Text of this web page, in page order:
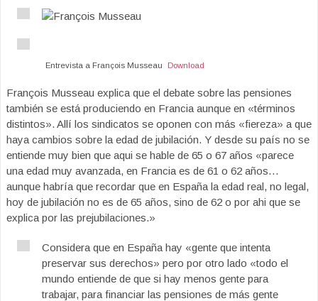
Entrevista a François Musseau Download
François Musseau explica que el debate sobre las pensiones
también se está produciendo en Francia aunque en «términos
distintos». Allí los sindicatos se oponen con más «fiereza» a que
haya cambios sobre la edad de jubilación. Y desde su país no se
entiende muy bien que aqui se hable de 65 o 67 años «parece
una edad muy avanzada, en Francia es de 61 o 62 años…
aunque habría que recordar que en España la edad real, no legal,
hoy de jubilación no es de 65 años, sino de 62 o por ahi que se
explica por las prejubilaciones.»
Considera que en España hay «gente que intenta
preservar sus derechos» pero por otro lado «todo el
mundo entiende de que si hay menos gente para
trabajar, para financiar las pensiones de más gente